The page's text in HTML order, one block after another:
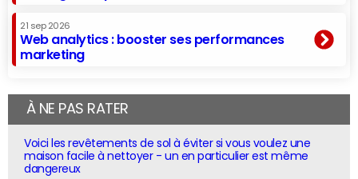
21 sep 2026
Web analytics : booster ses performances
marketing
À NE PAS RATER
Voici les revêtements de sol à éviter si vous voulez une
maison facile à nettoyer - un en particulier est même
dangereux